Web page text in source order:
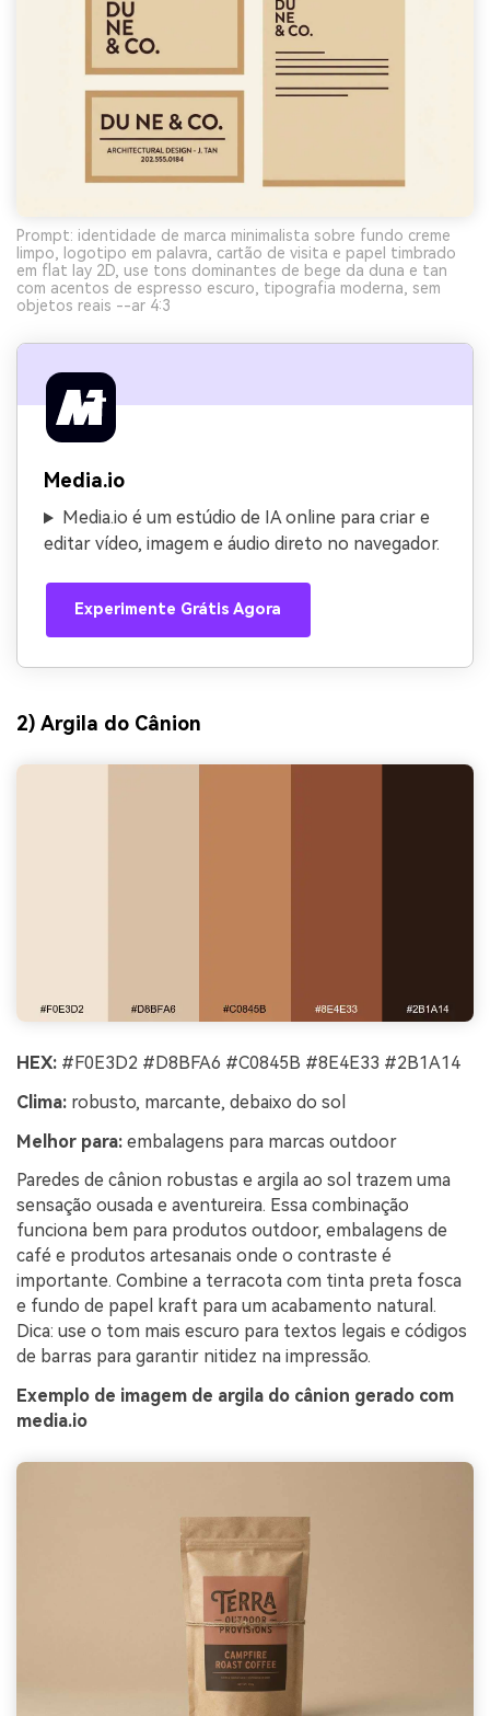
Prompt: identidade de marca minimalista sobre fundo creme
limpo, logotipo em palavra, cartão de visita e papel timbrado
em flat lay 2D, use tons dominantes de bege da duna e tan
com acentos de espresso escuro, tipografia moderna, sem
objetos reais --ar 4:3
Media.io
Media.io é um estúdio de IA online para criar e
editar vídeo, imagem e áudio direto no navegador.
Experimente Grátis Agora
2) Argila do Cânion
HEX: #F0E3D2 #D8BFA6 #C0845B #8E4E33 #2B1A14
Clima: robusto, marcante, debaixo do sol
Melhor para: embalagens para marcas outdoor
Paredes de cânion robustas e argila ao sol trazem uma
sensação ousada e aventureira. Essa combinação
funciona bem para produtos outdoor, embalagens de
café e produtos artesanais onde o contraste é
importante. Combine a terracota com tinta preta fosca
e fundo de papel kraft para um acabamento natural.
Dica: use o tom mais escuro para textos legais e códigos
de barras para garantir nitidez na impressão.
Exemplo de imagem de argila do cânion gerado com
media.io